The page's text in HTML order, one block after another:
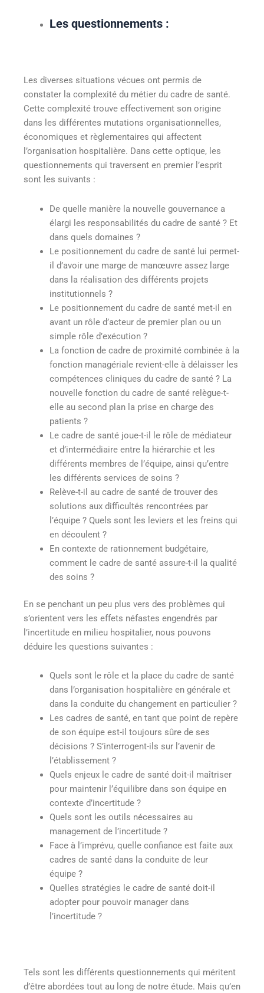
Les questionnements :
Les diverses situations vécues ont permis de
constater la complexité du métier du cadre de santé.
Cette complexité trouve effectivement son origine
dans les différentes mutations organisationnelles,
économiques et règlementaires qui affectent
l’organisation hospitalière. Dans cette optique, les
questionnements qui traversent en premier l’esprit
sont les suivants :
De quelle manière la nouvelle gouvernance a
élargi les responsabilités du cadre de santé ? Et
dans quels domaines ?
Le positionnement du cadre de santé lui permet-
il d’avoir une marge de manœuvre assez large
dans la réalisation des différents projets
institutionnels ?
Le positionnement du cadre de santé met-il en
avant un rôle d’acteur de premier plan ou un
simple rôle d’exécution ?
La fonction de cadre de proximité combinée à la
fonction managériale revient-elle à délaisser les
compétences cliniques du cadre de santé ? La
nouvelle fonction du cadre de santé relègue-t-
elle au second plan la prise en charge des
patients ?
Le cadre de santé joue-t-il le rôle de médiateur
et d’intermédiaire entre la hiérarchie et les
différents membres de l’équipe, ainsi qu’entre
les différents services de soins ?
Relève-t-il au cadre de santé de trouver des
solutions aux difficultés rencontrées par
l’équipe ? Quels sont les leviers et les freins qui
en découlent ?
En contexte de rationnement budgétaire,
comment le cadre de santé assure-t-il la qualité
des soins ?
En se penchant un peu plus vers des problèmes qui
s’orientent vers les effets néfastes engendrés par
l’incertitude en milieu hospitalier, nous pouvons
déduire les questions suivantes :
Quels sont le rôle et la place du cadre de santé
dans l’organisation hospitalière en générale et
dans la conduite du changement en particulier ?
Les cadres de santé, en tant que point de repère
de son équipe est-il toujours sûre de ses
décisions ? S’interrogent-ils sur l’avenir de
l’établissement ?
Quels enjeux le cadre de santé doit-il maîtriser
pour maintenir l’équilibre dans son équipe en
contexte d’incertitude ?
Quels sont les outils nécessaires au
management de l’incertitude ?
Face à l’imprévu, quelle confiance est faite aux
cadres de santé dans la conduite de leur
équipe ?
Quelles stratégies le cadre de santé doit-il
adopter pour pouvoir manager dans
l’incertitude ?
Tels sont les différents questionnements qui méritent
d’être abordées tout au long de notre étude. Mais qu’en